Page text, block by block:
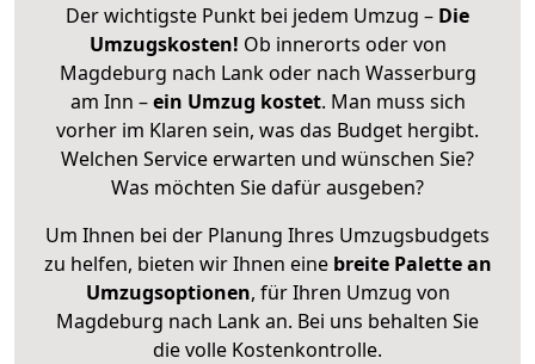
Der wichtigste Punkt bei jedem Umzug – Die
Umzugskosten! Ob innerorts oder von
Magdeburg nach Lank oder nach Wasserburg
am Inn –ein Umzug kostet. Man muss sich
vorher im Klaren sein, was das Budget hergibt.
Welchen Service erwarten und wünschen Sie?
Was möchten Sie dafür ausgeben?
Um Ihnen bei der Planung Ihres Umzugsbudgets
zu helfen, bieten wir Ihnen eine breite Palette an
Umzugsoptionen, für Ihren Umzug von
Magdeburg nach Lank an. Bei uns behalten Sie
die volle Kostenkontrolle.